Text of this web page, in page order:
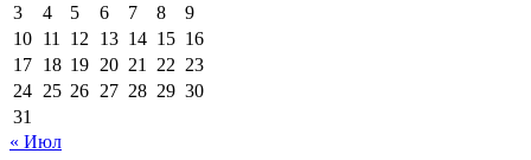
3
4 5 6 7 8
9
10 11 12 13 14 15 16
17 18 19 20 21 22 23
24 25 26 27 28 29 30
31
« Июл